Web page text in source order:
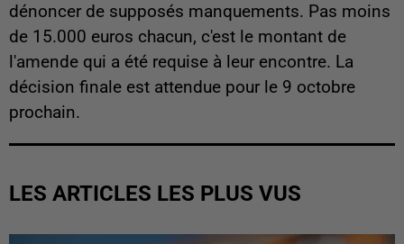
dénoncer de supposés manquements. Pas moins
de 15.000 euros chacun, c'est le montant de
l'amende qui a été requise à leur encontre. La
décision finale est attendue pour le 9 octobre
prochain.
LES ARTICLES LES PLUS VUS